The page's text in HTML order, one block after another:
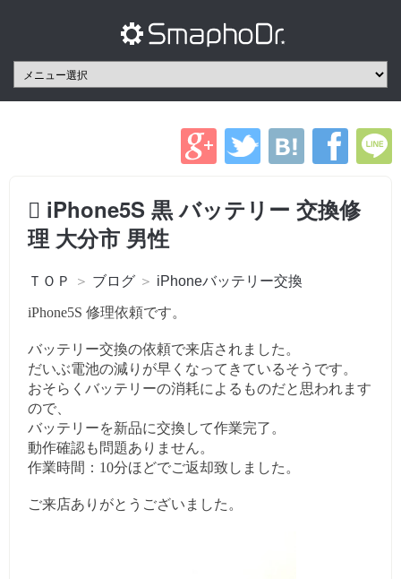
iPhone5S 黒 バッテリー 交換修
理 大分市 男性
ＴＯＰ ＞ ブログ ＞ iPhoneバッテリー交換
iPhone5S 修理依頼です。
バッテリー交換の依頼で来店されました。
だいぶ電池の減りが早くなってきているそうです。
おそらくバッテリーの消耗によるものだと思われます
ので、
バッテリーを新品に交換して作業完了。
動作確認も問題ありません。
作業時間：10分ほどでご返却致しました。
ご来店ありがとうございました。